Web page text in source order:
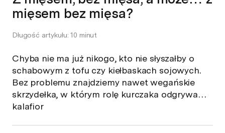
mięsem bez mięsa?
Długość artykułu: 10 minut
Chyba nie ma już nikogo, kto nie słyszałby o
schabowym z tofu czy kiełbaskach sojowych.
Bez problemu znajdziemy nawet wegańskie
skrzydełka, w którym rolę kurczaka odgrywa…
kalafior